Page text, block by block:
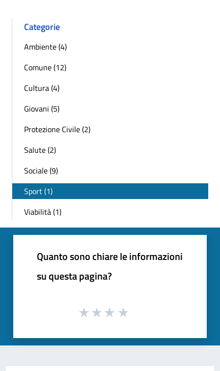
Categorie
Ambiente (4)
Comune (12)
Cultura (4)
Giovani (5)
Protezione Civile (2)
Salute (2)
Sociale (9)
Sport (1)
Viabilità (1)
Quanto sono chiare le informazioni
su questa pagina?